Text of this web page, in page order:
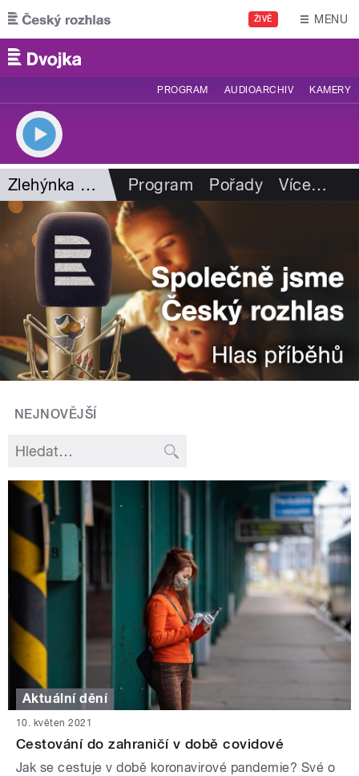
Přejít k hlavnímu obsahu
ŽIVĚ MENU
PROGRAM AUDIOARCHIV KAMERY
Zlehýnka Mariana Jelínka Program Pořady Více…
NEJNOVĚJŠÍ
Aktuální dění
10. květen 2021
Cestování do zahraničí v době covidové
Jak se cestuje v době koronavirové pandemie? Své o